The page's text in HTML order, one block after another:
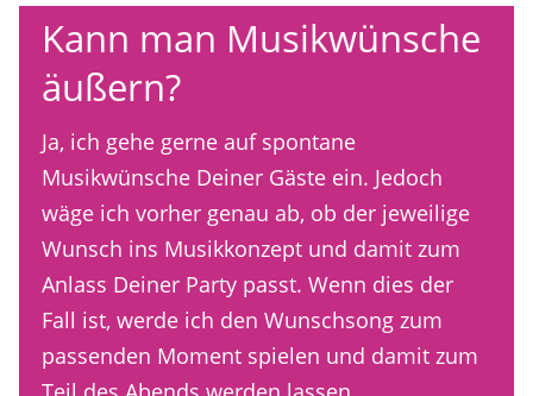
Kann man Musikwünsche
äußern?
Ja, ich gehe gerne auf spontane
Musikwünsche Deiner Gäste ein. Jedoch
wäge ich vorher genau ab, ob der jeweilige
Wunsch ins Musikkonzept und damit zum
Anlass Deiner Party passt. Wenn dies der
Fall ist, werde ich den Wunschsong zum
passenden Moment spielen und damit zum